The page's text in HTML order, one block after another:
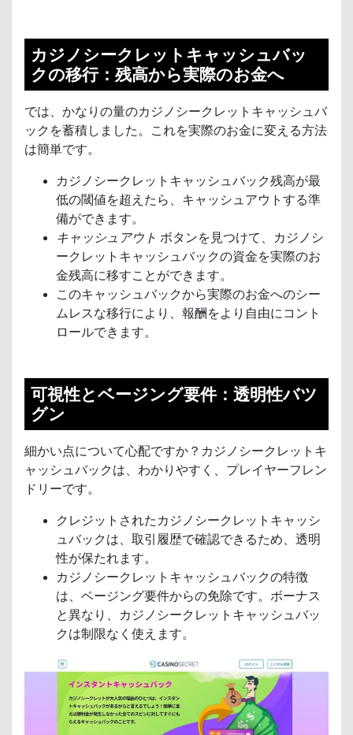
カジノシークレット キャッシュバッ
クの移行：残高から実際のお金へ
では、かなりの量のカジノシークレットキャッシュバ
ックを蓄積しました。これを実際のお金に変える方法
は簡単です。
カジノシークレットキャッシュバック残高が最
低の閾値を超えたら、キャッシュアウトする準
備ができます。
キャッシュアウト ボタンを見つけて、カジノシ
ークレットキャッシュバックの資金を実際のお
金残高に移すことができます。
このキャッシュバックから実際のお金へのシー
ムレスな移行により、報酬をより自由にコント
ロールできます。
可視性とベージング要件：透明性バツ
グン
細かい点について心配ですか？カジノシークレットキ
ャッシュバックは、わかりやすく、プレイヤーフレン
ドリーです。
クレジットされたカジノシークレットキャッシ
ュバックは、取引履歴で確認できるため、透明
性が保たれます。
カジノシークレットキャッシュバックの特徴
は、ベージング要件からの免除です。ボーナス
と異なり、カジノシークレットキャッシュバッ
クは制限なく使えます。